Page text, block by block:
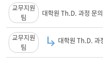
교무지원
팀
대학원 Th.D. 과정 문
교무지원
팀
대학원 Th.D. 과